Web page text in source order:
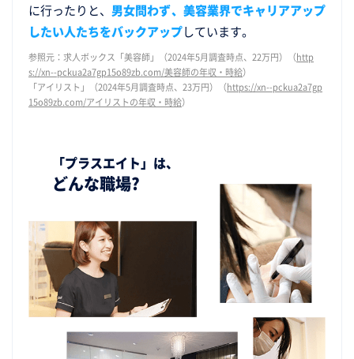
に行ったりと、 男女問わず、美容業界でキャリアアップ
したい人たちをバックアップしています。
参照元：求人ボックス「美容師」（2024年5月調査時点、22万円）（http
s://xn--pckua2a7gp15o89zb.com/美容師の年収・時給）
「アイリスト」（2024年5月調査時点、23万円）（https://xn--pckua2a7gp
15o89zb.com/アイリストの年収・時給）
「プラスエイト」は、
どんな職場?